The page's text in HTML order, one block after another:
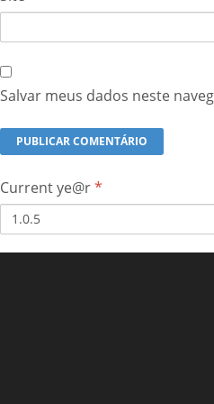
Salvar meus dados neste
Current ye@r*